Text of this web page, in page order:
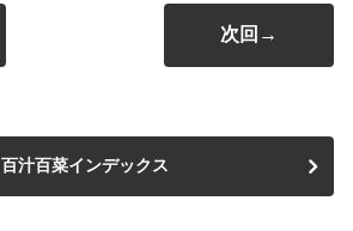
次回→
百汁百菜インデックス